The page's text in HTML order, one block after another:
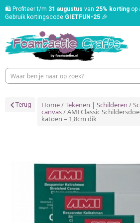
🛍️ Profiteer t/m 31 augustus van 25% korting op
Gebruik kortingscode GIETFUN-25 🎉
Terug Home/Tekenen | Schilderen /
canvas/ AMI Classic
katoen – 1,8cm dik